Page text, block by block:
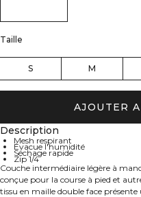
Taille
S M
AJOUTER
Description
Mesh respirant
Évacue l'humidité
Séchage rapide
Zip 1/4
Couche intermédiaire légère à
conçue pour la course à pied et
tissu en maille double face présente